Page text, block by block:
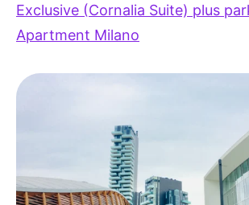
Exclusive (Cornalia Suite) plus
Apartment Milano